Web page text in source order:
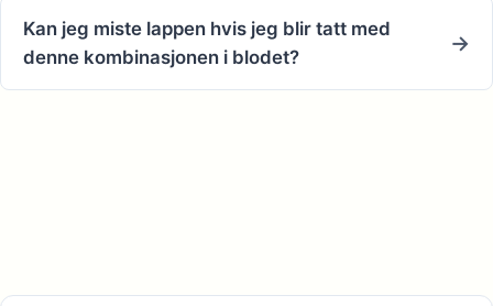
Kan jeg miste lappen hvis jeg blir tatt med
denne kombinasjonen i blodet?